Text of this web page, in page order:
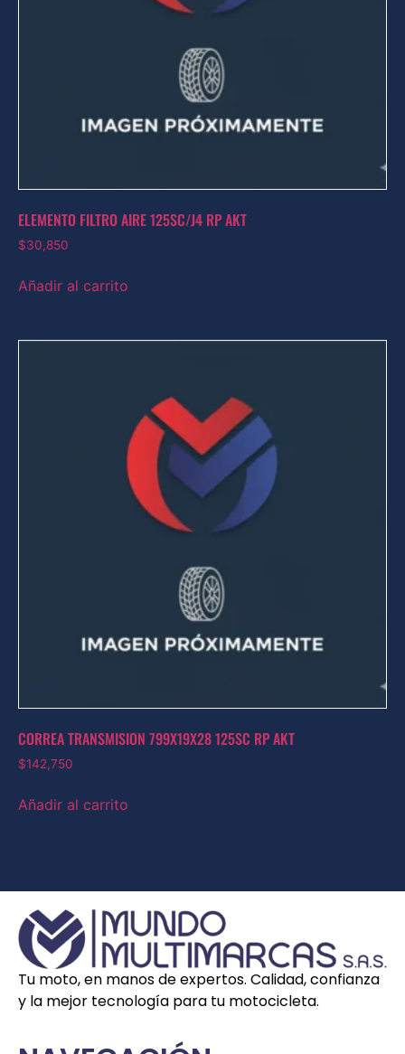
ELEMENTO FILTRO AIRE 125SC/J4 RP AKT
$30,850
Añadir al carrito
CORREA TRANSMISION 799X19X28 125SC RP AKT
$142,750
Añadir al carrito
Tu moto, en manos de expertos. Calidad, confianza
y la mejor tecnología para tu motocicleta.